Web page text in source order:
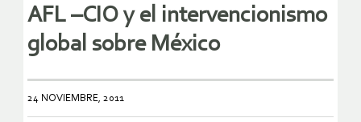
AFL –CIO y el intervencionismo
global sobre México
24 NOVIEMBRE, 2011